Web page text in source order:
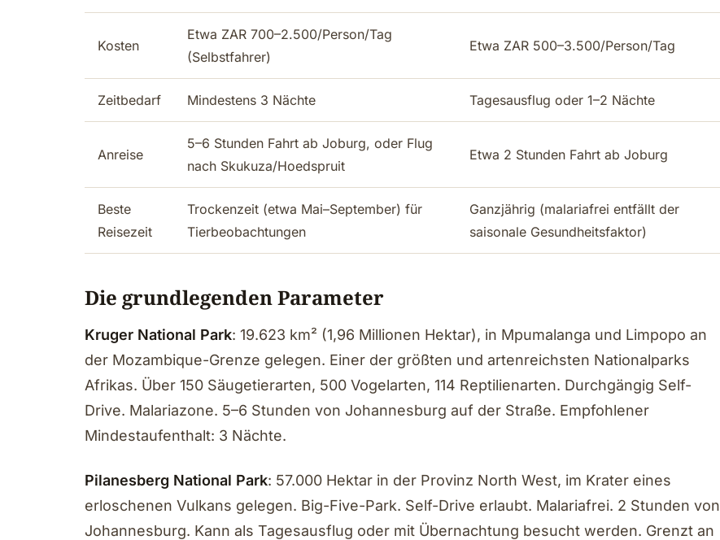
Kosten
Etwa ZAR 700–2.500/Person/Tag
(Selbstfahrer)
Etwa ZAR 500–3.500/Person/Tag
Zeitbedarf Mindestens 3 Nächte Tagesausflug oder 1–2 Nächte
Anreise
5–6 Stunden Fahrt ab Joburg, oder Flug
nach Skukuza/Hoedspruit
Etwa 2 Stunden Fahrt ab Joburg
Beste
Reisezeit
Trockenzeit (etwa Mai–September) für
Tierbeobachtungen
Ganzjährig (malariafrei entfällt der
saisonale Gesundheitsfaktor)
Die grundlegenden Parameter
Kruger National Park: 19.623 km² (1,96 Millionen Hektar), in Mpumalanga und Limpopo an
der Mozambique-Grenze gelegen. Einer der größten und artenreichsten Nationalparks
Afrikas. Über 150 Säugetierarten, 500 Vogelarten, 114 Reptilienarten. Durchgängig Self-
Drive. Malariazone. 5–6 Stunden von Johannesburg auf der Straße. Empfohlener
Mindestaufenthalt: 3 Nächte.
Pilanesberg National Park: 57.000 Hektar in der Provinz North West, im Krater eines
erloschenen Vulkans gelegen. Big-Five-Park. Self-Drive erlaubt. Malariafrei. 2 Stunden von
Johannesburg. Kann als Tagesausflug oder mit Übernachtung besucht werden. Grenzt an